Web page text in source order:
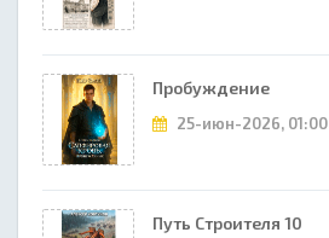
Пробуждение
25-июн-2026, 01:00
Путь Строителя 10